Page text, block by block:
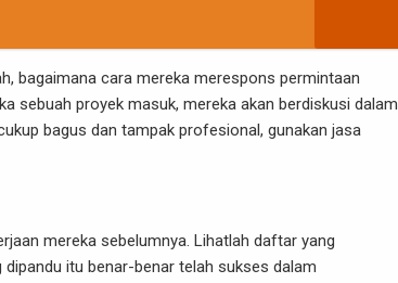
bagaimana cara mereka merespons permintaan
sebuah proyek masuk, mereka akan berdiskusi dalam
bagus dan tampak profesional, gunakan jasa
mereka sebelumnya. Lihatlah daftar yang
itu benar-benar telah sukses dalam